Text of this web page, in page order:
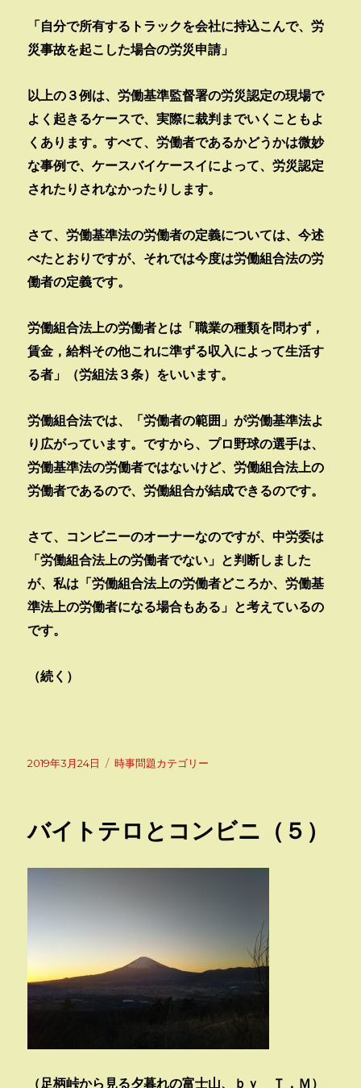
「自分で所有するトラックを会社に持込こんで、労
災事故を起こした場合の労災申請」
以上の３例は、労働基準監督署の労災認定の現場で
よく起きるケースで、実際に裁判までいくこともよ
くあります。すべて、労働者であるかどうかは微妙
な事例で、ケースバイケースイによって、労災認定
されたりされなかったりします。
さて、労働基準法の労働者の定義については、今述
べたとおりですが、それでは今度は労働組合法の労
働者の定義です。
労働組合法上の労働者とは「職業の種類を問わず，
賃金，給料その他これに準ずる収入によって生活す
る者」（労組法３条）をいいます。
労働組合法では、「労働者の範囲」が労働基準法よ
り広がっています。ですから、プロ野球の選手は、
労働基準法の労働者ではないけど、労働組合法上の
労働者であるので、労働組合が結成できるのです。
さて、コンビニーのオーナーなのですが、中労委は
「労働組合法上の労働者でない」と判断しました
が、私は「労働組合法上の労働者どころか、労働基
準法上の労働者になる場合もある」と考えているの
です。
（続く）
投
2019年3月24日
カ
ー
時事問題カテゴリー
バイトテロとコンビニ（５）
（足柄峠から見る夕暮れの富士山、ｂｙ Ｔ．Ｍ）